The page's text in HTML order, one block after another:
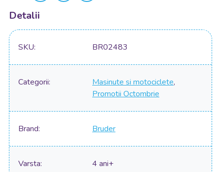
Detalii
SKU BR02483
Categorii Masinute si motociclete,
Promotii Octombrie
Brand Bruder
Varsta 4 ani+